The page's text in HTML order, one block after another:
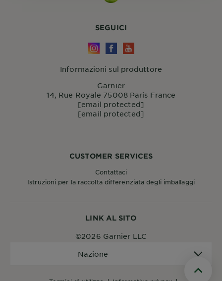
LINK AL SITO
Nazione
©2026 Garnier LLC
CUSTOMER SERVICES
Contattaci
Istruzioni per la raccolta differenziata degli imballaggi
SEGUICI
Informazioni sul produttore
Garnier
14, Rue Royale 75008 Paris France
[email protected]
[email protected]
Scroll